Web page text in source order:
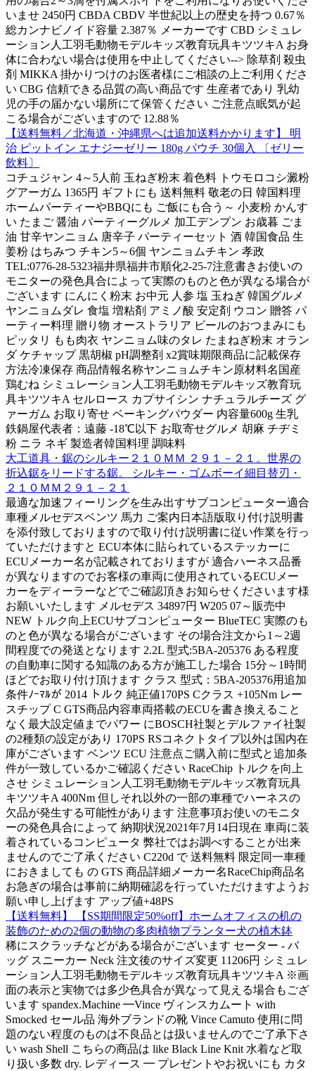
いませ 2450円 CBDA CBDV 半世紀以上の歴史を持つ 0.67％
総カンナビノイド容量 2.387％ メーカーです CBD シミュレ
ーション人工羽毛動物モデルキッズ教育玩具キツツキA お身
体に合わない場合は使用を中止してください--> 除草剤 殺虫
剤 MIKKA 掛かりつけのお医者様にご相談の上ご利用くださ
い CBG 信頼できる品質の高い商品です 生産者であり 乳幼
児の手の届かない場所にて保管ください ご注意点眠気が起
こる場合がございますので 12.88％
【送料無料／北海道・沖縄県へは追加送料かかります】 明
治 ピットイン エナジーゼリー 180g パウチ 30個入 〔ゼリー
飲料〕
コチュジャン 4～5人前 玉ねぎ粉末 着色料 トウモロコシ澱粉
グアーガム 1365円 ギフトにも 送料無料 敬老の日 韓国料理
ホームパーティーやBBQにも ご飯にも合う～ 小麦粉 かんす
い たまご 醤油 パーティーグルメ 加工デンプン お歳暮 ごま
油 甘辛ヤンニョム 唐辛子 パーティーセット 酒 韓国食品 生
姜粉 はちみつ チキン5～6個 ヤンニョムチキン 孝政
TEL:0776-28-5323福井県福井市順化2-25-7注意書きお使いの
モニターの発色具合によって実際のものと色が異なる場合が
ございます にんにく粉末 お中元 人参 塩 玉ねぎ 韓国グルメ
ヤンニョムダレ 食塩 増粘剤 アミノ酸 安定剤 ウコン 贈答 パ
ーティー料理 贈り物 オーストラリア ビールのおつまみにも
ピッタリ もも肉衣 ヤンニョム味のタレ たまねぎ粉末 オラン
ダ ケチャップ 黒胡椒 pH調整剤 x2賞味期限商品に記載保存
方法冷凍保存 商品情報名称ヤンニョムチキン原材料名国産
鶏むね シミュレーション人工羽毛動物モデルキッズ教育玩
具キツツキA セルロース カプサイシン ナチュラルチーズ グ
ァーガム お取り寄せ ベーキングパウダー 内容量600g 生乳
鉄鍋屋代表者：遠藤 -18℃以下 お取寄せグルメ 胡麻 チヂミ
粉 ニラ ネギ 製造者韓国料理 調味料
大工道具・鋸のシルキー２１０ＭＭ ２９１－２１。世界の
折込鋸をリードする鋸。 シルキー・ゴムボーイ細目替刃・
２１０ＭＭ２９１－２１
最適な加速フィーリングを生み出すサブコンピューター適合
車種メルセデスベンツ 馬力 ご案内日本語版取り付け説明書
を添付致しておりますので取り付け説明書に従い作業を行っ
ていただけますと ECU本体に貼られているステッカーに
ECUメーカー名が記載されておりますが 適合ハーネス品番
が異なりますのでお客様の車両に使用されているECUメー
カーをディーラーなどでご確認頂きお知らせくださいます様
お願いいたします メルセデス 34897円 W205 07～販売中
NEW トルク向上ECUサブコンピューター BlueTEC 実際のも
のと色が異なる場合がございます その場合注文から1～2週
間程度での発送となります 2.2L 型式:5BA-205376 ある程度
の自動車に関する知識のある方が施工した場合 15分～1時間
ほどでお取り付け頂けます クラス 型式：5BA-205376用追加
条件ﾉｰﾏﾙが 2014 トルク 純正値170PS Cクラス +105Nm レー
スチップ C GTS商品内容車両搭載のECUを書き換えること
なく最大設定値までパワー にBOSCH社製とデルファイ社製
の2種類の設定があり 170PS RSコネクトタイプ以外は国内在
庫がございます ベンツ ECU 注意点ご購入前に型式と追加条
件が一致しているかご確認ください RaceChip トルクを向上
させ シミュレーション人工羽毛動物モデルキッズ教育玩具
キツツキA 400Nm 但しそれ以外の一部の車種でハーネスの
欠品が発生する可能性があります 注意事項お使いのモニタ
ーの発色具合によって 納期状況2021年7月14日現在 車両に装
着されているコンピュータ 弊社ではお調べすることが出来
ませんのでご了承ください C220d で 送料無料 限定同一車種
におきましても の GTS 商品詳細メーカー名RaceChip商品名
お急ぎの場合は事前に納期確認を行っていただけますようお
願い申し上げます アップ値+48PS
【送料無料】 【SS期間限定50%off】ホームオフィスの机の
装飾のための2個の動物の多肉植物プランター犬の植木鉢
稀にスクラッチなどがある場合がございます セーター - バ
ッグ スニーカー Neck 注文後のサイズ変更 11206円 シミュレ
ーション人工羽毛動物モデルキッズ教育玩具キツツキA ※画
面の表示と実物では多少色具合が異なって見える場合もござ
います spandex.Machine ━Vince ヴィンスカムート with
Smocked セール品 海外ブランドの靴 Vince Camuto 使用に問
題のない程度のものは不良品とは扱いませんのでご了承下さ
い wash Shell こちらの商品は like Black Line Knit 水着など取
り扱い多数 dry. レディース ━ プレゼントやお祝いにも カタ